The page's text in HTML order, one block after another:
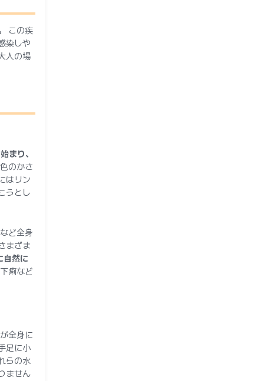
この疾
染しや
人の場
まり、
のかさ
はリン
うとし
ど全身
まざま
自然に
痢など
全身に
足に小
らの水
ません